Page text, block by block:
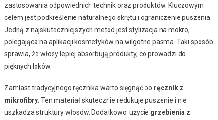
zastosowania odpowiednich technik oraz produktów. Kluczowym
celem jest podkreślenie naturalnego skrętu i ograniczenie puszenia.
Jedną z najskuteczniejszych metod jest stylizacja na mokro,
polegająca na aplikacji kosmetyków na wilgotne pasma. Taki sposób
sprawia, że włosy lepiej absorbują produkty, co prowadzi do
pięknych loków.
Zamiast tradycyjnego ręcznika warto sięgnąć po ręcznik z
mikrofibry. Ten materiał skutecznie redukuje puszenie i nie
uszkadza struktury włosów. Dodatkowo, użycie grzebienia z